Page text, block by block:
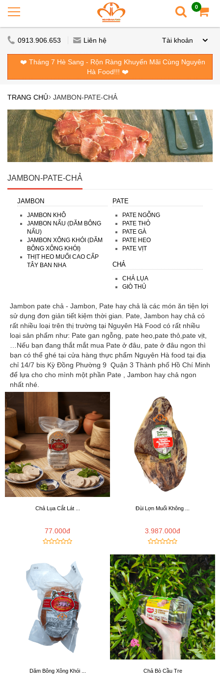
0
0913.906.653 Liên hệ Tài khoản
❤️ Tháng 7 Hè Sang - Rộn Ràng Khuyến Mãi Cùng Nguyên
Hà Food!!! ❤️
TRANG CHỦ JAMBON-PATE-CHẢ
JAMBON-PATE-CHẢ
JAMBON
JAMBON KHÔ
JAMBON NẤU (DĂM BÔNG
NẤU)
JAMBON XÔNG KHÓI (DĂM
BÔNG XÔNG KHÓI)
THỊT HEO MUỐI CAO CẤP
TÂY BAN NHA
PATE
PATE NGỖNG
PATE THỎ
PATE GÀ
PATE HEO
PATE VỊT
CHẢ
CHẢ LỤA
GIÒ THỦ
Jambon pate chả - Jambon, Pate hay chả là các món ăn tiện lợi
sử dụng đơn giản tiết kiệm thời gian. Pate, Jambon hay chả có
rất nhiều loại trên thị trường tại Nguyên Hà Food có rất nhiều
loại sản phẩm như: Pate gan ngỗng, pate heo,pate thỏ,pate vịt,
…Nếu bạn đang thắt mắt mua Pate ở đâu, pate ở đâu ngon thì
bạn có thể ghé tại cửa hàng thực phẩm Nguyên Hà food tại địa
chỉ 14/7 bis Kỳ Đồng Phường 9 Quận 3 Thành phố Hồ Chí Minh
để lựa cho cho mình một phần Pate , Jambon hay chả ngon
nhất nhé.
Chả Lụa Cắt Lát ...
77.000đ
Đùi Lợn Muối Không ...
3.987.000đ
Dăm Bông Xông Khói ... Chả Bò Cầu Tre